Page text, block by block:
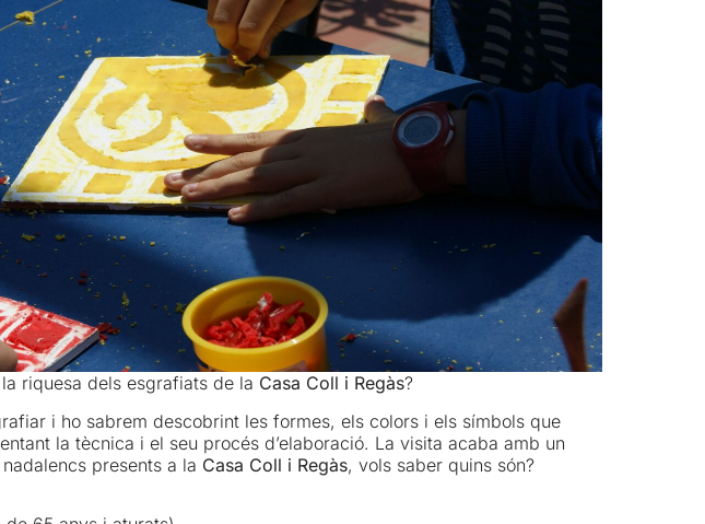
riquesa dels esgrafiats de la Casa Coll i Regàs?
i ho sabrem descobrint les formes, els colors i els símbols que
la tècnica i el seu procés d’elaboració. La visita acaba amb un
presents a la Casa Coll i Regàs, vols saber quins són?